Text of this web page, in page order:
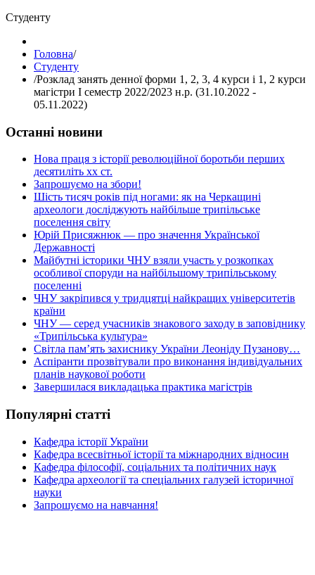
Студенту
Головна/
Студенту
/Розклад занять денної форми 1, 2, 3, 4 курси і 1, 2 курси
магістри І семестр 2022/2023 н.р. (31.10.2022 -
05.11.2022)
Останні новини
Нова праця з історії революційної боротьби перших
десятиліть хх ст.
Запрошуємо на збори!
Шість тисяч років під ногами: як на Черкащині
археологи досліджують найбільше трипільське
поселення світу
Юрій Присяжнюк — про значення Української
Державності
Майбутні історики ЧНУ взяли участь у розкопках
особливої споруди на найбільшому трипільському
поселенні
ЧНУ закріпився у тридцятці найкращих університетів
країни
ЧНУ — серед учасників знакового заходу в заповіднику
«Трипільська культура»
Світла пам’ять захиснику України Леоніду Пузанову…
Аспіранти прозвітували про виконання індивідуальних
планів наукової роботи
Завершилася викладацька практика магістрів
Популярні статті
Кафедра історії України
Кафедра всесвітньої історії та міжнародних відносин
Кафедра філософії, соціальних та політичних наук
Кафедра археології та спеціальних галузей історичної
науки
Запрошуємо на навчання!